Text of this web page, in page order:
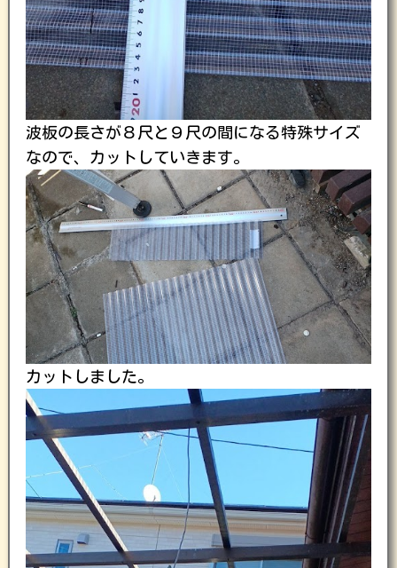
波板の長さが８尺と９尺の間になる特殊サイズ
なので、カットしていきます。
カットしました。